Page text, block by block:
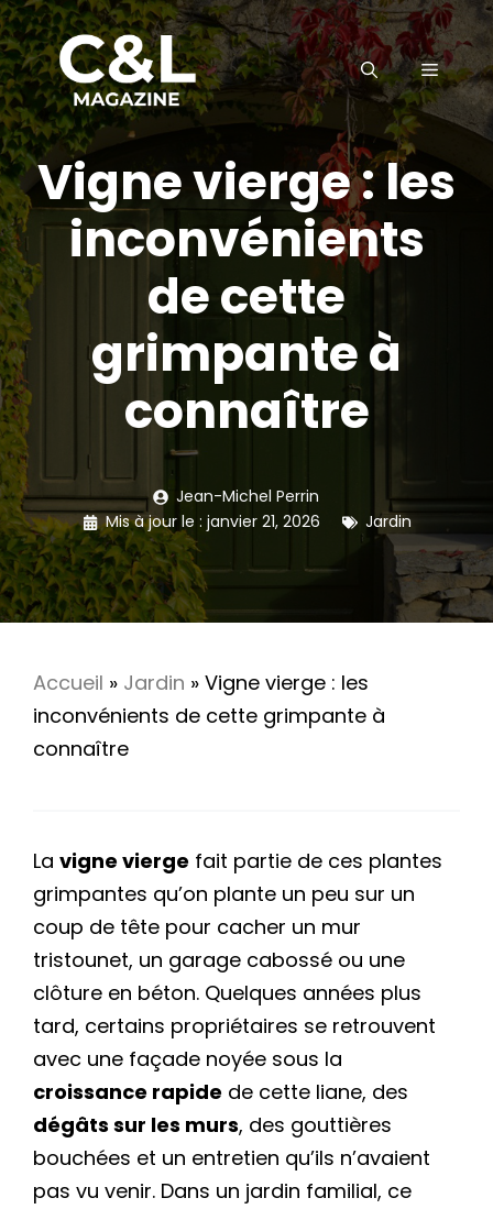
Aller
au
contenu
MENU
Vigne vierge : les
inconvénients
de cette
grimpante à
connaître
Jean-Michel Perrin
Mis à jour le : janvier 21, 2026 Jardin
Accueil » Jardin » Vigne vierge : les
inconvénients de cette grimpante à
connaître
La vigne vierge fait partie de ces plantes
grimpantes qu’on plante un peu sur un
coup de tête pour cacher un mur
tristounet, un garage cabossé ou une
clôture en béton. Quelques années plus
tard, certains propriétaires se retrouvent
avec une façade noyée sous la
croissance rapide de cette liane, des
dégâts sur les murs, des gouttières
bouchées et un entretien qu’ils n’avaient
pas vu venir. Dans un jardin familial, ce